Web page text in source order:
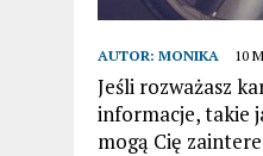
AUTOR: MONIKA 10
Jeśli rozważasz
informacje, takie
mogą Cię